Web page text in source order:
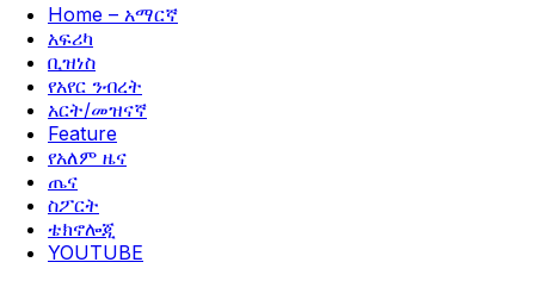
Home – አማርኛ
አፍሪካ
ቢዝነስ
የአየር ንብረት
አርት/መዝናኛ
Feature
የአለም ዜና
ጤና
ስፖርት
ቴክኖሎጂ
YOUTUBE